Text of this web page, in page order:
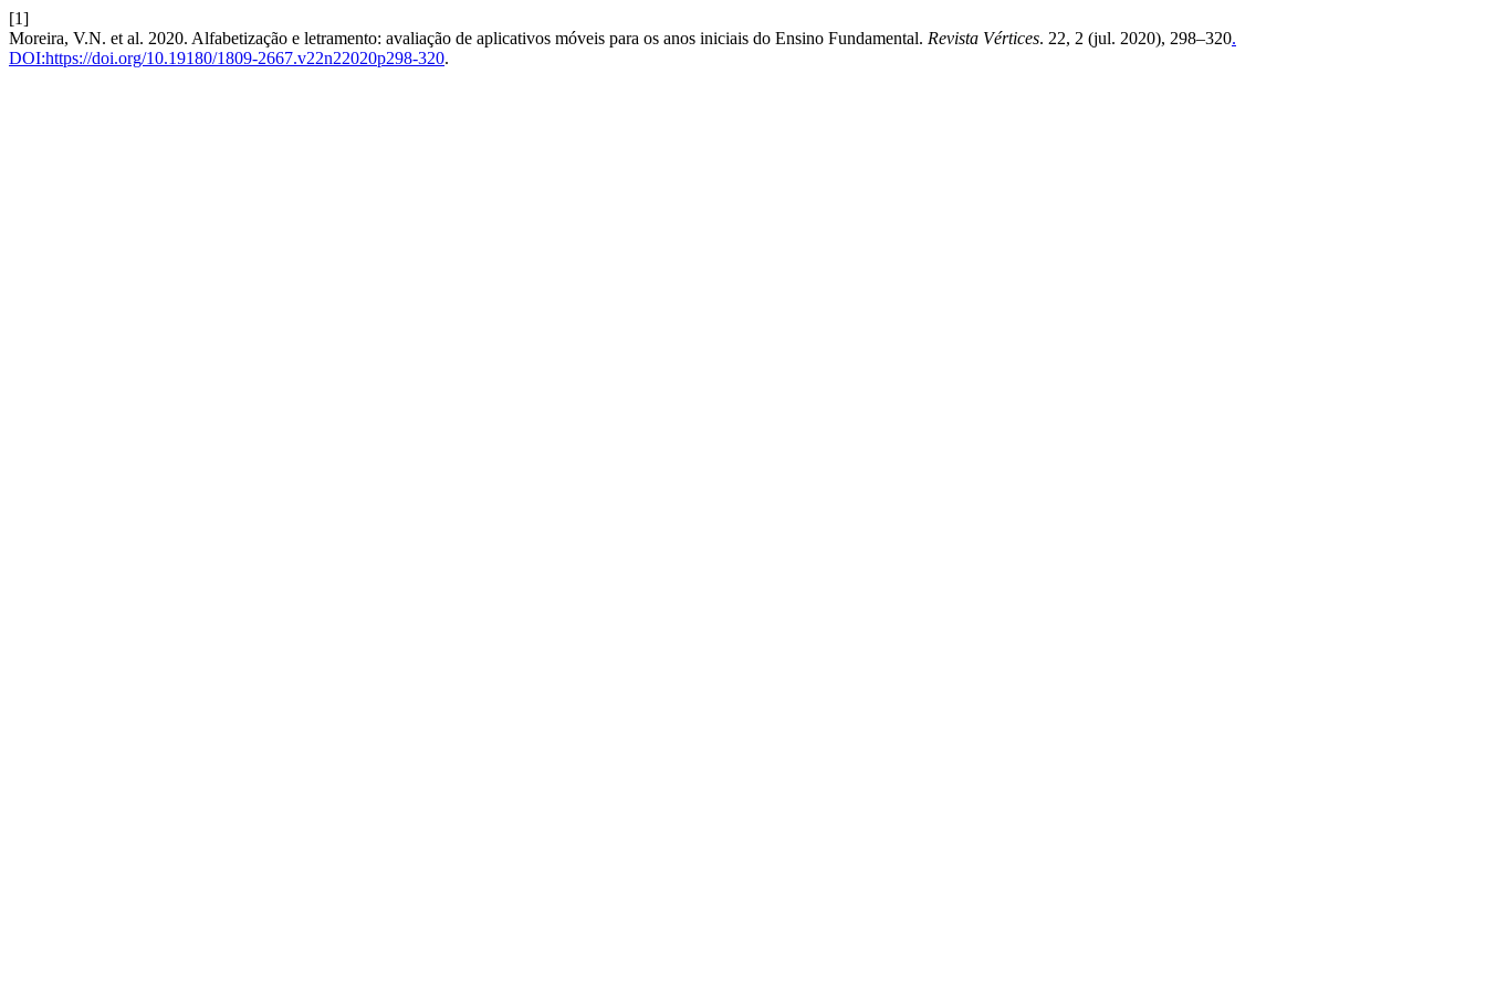
[1]
Moreira, V.N. et al. 2020. Alfabetização e letramento: avaliação de aplicativos móveis para os anos iniciais do Ensino Fundamental. Revista Vértices. 22, 2 (jul. 2020), 298–320.
DOI:https://doi.org/10.19180/1809-2667.v22n22020p298-320.